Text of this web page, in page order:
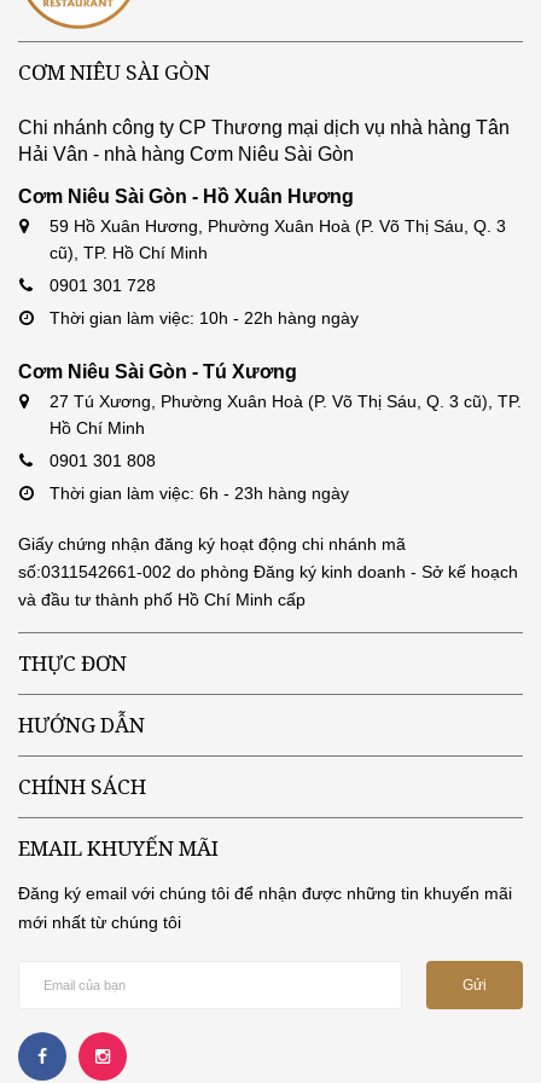
CƠM NIÊU SÀI GÒN
Chi nhánh công ty CP Thương mại dịch vụ nhà hàng Tân
Hải Vân - nhà hàng Cơm Niêu Sài Gòn
Cơm Niêu Sài Gòn - Hồ Xuân Hương
59 Hồ Xuân Hương, Phường Xuân Hoà (P. Võ Thị Sáu, Q. 3
cũ), TP. Hồ Chí Minh
0901 301 728
Thời gian làm việc: 10h - 22h hàng ngày
Cơm Niêu Sài Gòn - Tú Xương
27 Tú Xương, Phường Xuân Hoà (P. Võ Thị Sáu, Q. 3 cũ), TP.
Hồ Chí Minh
0901 301 808
Thời gian làm việc: 6h - 23h hàng ngày
Giấy chứng nhận đăng ký hoạt động chi nhánh mã
số:0311542661-002 do phòng Đăng ký kinh doanh - Sở kế hoạch
và đầu tư thành phố Hồ Chí Minh cấp
THỰC ĐƠN
HƯỚNG DẪN
CHÍNH SÁCH
EMAIL KHUYẾN MÃI
Đăng ký email với chúng tôi để nhận được những tin khuyến mãi
mới nhất từ chúng tôi
Gửi